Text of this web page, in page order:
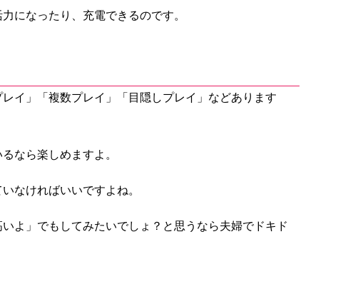
になったり、充電できるのです。
イ」「複数プレイ」「目隠しプレイ」などあります
なら楽しめますよ。
なければいいですよね。
よ」でもしてみたいでしょ？と思うなら夫婦でドキド